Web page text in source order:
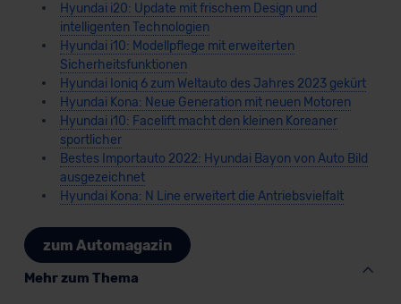
Hyundai i20: Update mit frischem Design und
intelligenten Technologien
Hyundai i10: Modellpflege mit erweiterten
Sicherheitsfunktionen
Hyundai Ioniq 6 zum Weltauto des Jahres 2023 gekürt
Hyundai Kona: Neue Generation mit neuen Motoren
Hyundai i10: Facelift macht den kleinen Koreaner
sportlicher
Bestes Importauto 2022: Hyundai Bayon von Auto Bild
ausgezeichnet
Hyundai Kona: N Line erweitert die Antriebsvielfalt
zum Automagazin
Mehr zum Thema